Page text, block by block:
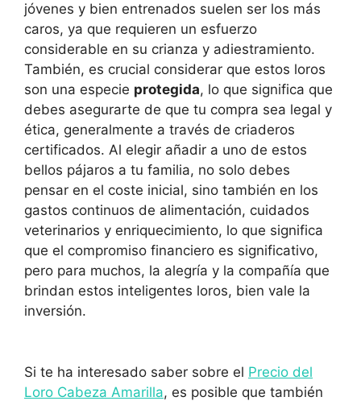
jóvenes y bien entrenados suelen ser los más
caros, ya que requieren un esfuerzo
considerable en su crianza y adiestramiento.
También, es crucial considerar que estos loros
son una especie protegida, lo que significa que
debes asegurarte de que tu compra sea legal y
ética, generalmente a través de criaderos
certificados. Al elegir añadir a uno de estos
bellos pájaros a tu familia, no solo debes
pensar en el coste inicial, sino también en los
gastos continuos de alimentación, cuidados
veterinarios y enriquecimiento, lo que significa
que el compromiso financiero es significativo,
pero para muchos, la alegría y la compañía que
brindan estos inteligentes loros, bien vale la
inversión.
Si te ha interesado saber sobre el Precio del
Loro Cabeza Amarilla, es posible que también